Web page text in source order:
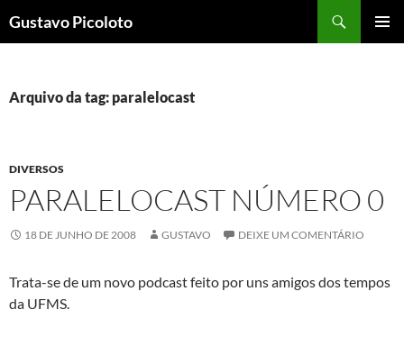
para
Gustavo Picoloto
Arquivo da tag: paralelocast
DIVERSOS
PARALELOCAST NÚMERO 0
18 DE JUNHO DE 2008 GUSTAVO DEIXE UM COMENTÁRIO
Trata-se de um novo podcast feito por uns amigos dos tempos
da UFMS.